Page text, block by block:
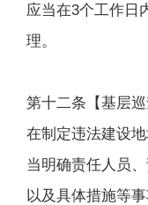
应当在3个工作日
理。
第十二条【基层
在制定违法建设
当明确责任人员
以及具体措施等事